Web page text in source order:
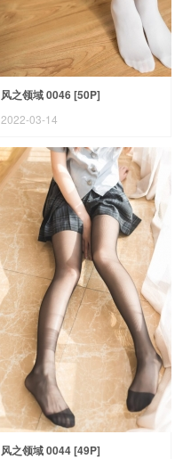
风之领域 0046 [50P]
2022-03-14
风之领域 0044 [49P]